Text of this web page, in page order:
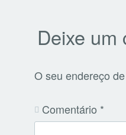
Deixe um
O seu endereço
Comentário *